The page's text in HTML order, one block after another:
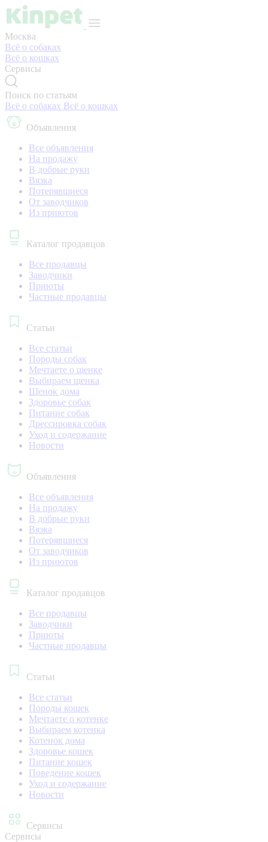
Москва
Всё о собаках
Всё о кошках
Сервисы
Поиск по статьям
Всё о собаках Всё о кошках
Объявления
Все объявления
На продажу
В добрые руки
Вязка
Потерявшиеся
От заводчиков
Из приютов
Каталог продавцов
Все продавцы
Заводчики
Приюты
Частные продавцы
Статьи
Все статьи
Породы собак
Мечтаете о щенке
Выбираем щенка
Щенок дома
Здоровье собак
Питание собак
Дрессировка собак
Уход и содержание
Новости
Объявления
Все объявления
На продажу
В добрые руки
Вязка
Потерявшиеся
От заводчиков
Из приютов
Каталог продавцов
Все продавцы
Заводчики
Приюты
Частные продавцы
Статьи
Все статьи
Породы кошек
Мечтаете о котенке
Выбираем котенка
Котенок дома
Здоровье кошек
Питание кошек
Поведение кошек
Уход и содержание
Новости
Сервисы
Сервисы